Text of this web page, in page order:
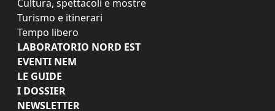
Cultura, spettacoli e mostre
Turismo e itinerari
Tempo libero
LABORATORIO NORD EST
EVENTI NEM
LE GUIDE
I DOSSIER
NEWSLETTER